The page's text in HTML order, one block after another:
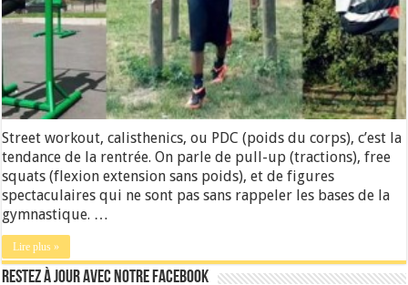
Street workout, calisthenics, ou PDC (poids du corps), c’est la
tendance de la rentrée. On parle de pull-up (tractions), free
squats (flexion extension sans poids), et de figures
spectaculaires qui ne sont pas sans rappeler les bases de la
gymnastique. …
Lire plus »
Restez à jour avec notre Facebook